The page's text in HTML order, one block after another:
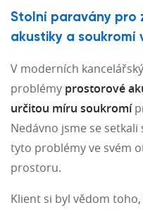
Stolní paravány pro
akustiky a soukromí
V moderních
problémy prostorové
určitou míru soukromí
Nedávno jsme se
tyto problémy ve svém
prostoru.
Klient si byl vědom toho,